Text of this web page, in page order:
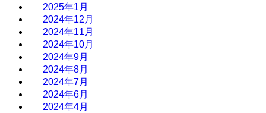
2025年1月
2024年12月
2024年11月
2024年10月
2024年9月
2024年8月
2024年7月
2024年6月
2024年4月